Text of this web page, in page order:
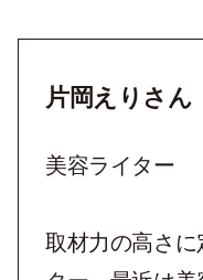
片岡えりさん
美容ライター
取材力の高さに